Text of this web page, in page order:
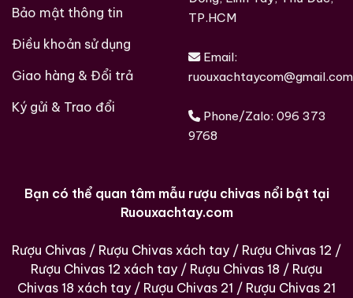
Bảo mật thông tin
Điều khoản sử dụng
Giao hàng & Đổi trả
Ký gửi & Trao đổi
TP.HCM
Email:
ruouxachtaycom@gmail.com
Phone/Zalo: 096 373
9768
Bạn có thể quan tâm mẫu rượu chivas nổi bật tại
Ruouxachtay.com
Rượu Chivas / Rượu Chivas xách tay / Rượu Chivas 12 /
Rượu Chivas 12 xách tay / Rượu Chivas 18 / Rượu
Chivas 18 xách tay / Rượu Chivas 21 / Rượu Chivas 21